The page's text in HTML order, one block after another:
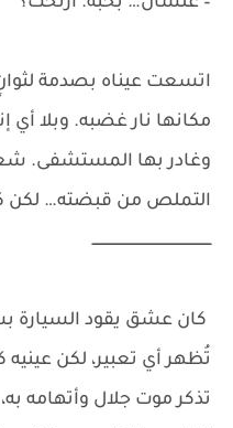
اتسعت عيناه بصدمة
مكانها نار غضبه. وبلا أي
وغادر بها المستشفى.
التملص من قبضته… لكن
ــــــــــــــــــــــــــــــــــــــــــــــــــــــ
كان عشق يقود السيارة
تُظهر أي تعبير، لكن
تذكر موت جلال وأتهامه